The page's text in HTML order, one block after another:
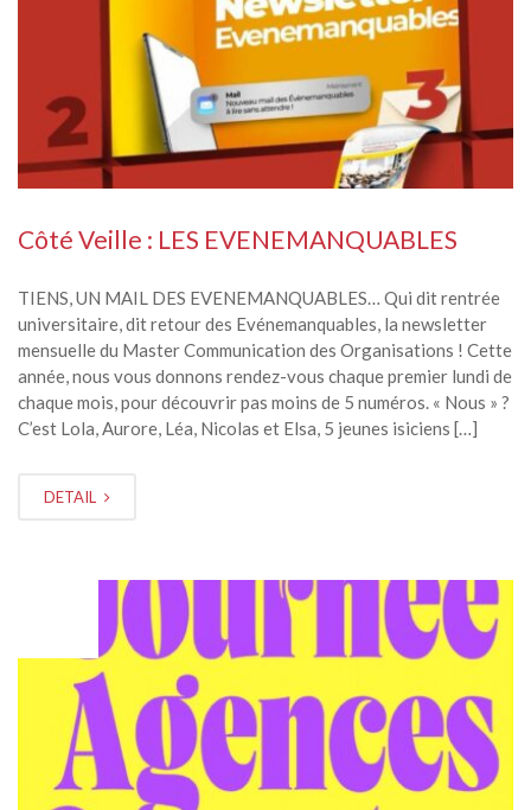
Côté Veille : LES EVENEMANQUABLES
TIENS, UN MAIL DES EVENEMANQUABLES… Qui dit rentrée
universitaire, dit retour des Evénemanquables, la newsletter
mensuelle du Master Communication des Organisations ! Cette
année, nous vous donnons rendez-vous chaque premier lundi de
chaque mois, pour découvrir pas moins de 5 numéros. « Nous » ?
C’est Lola, Aurore, Léa, Nicolas et Elsa, 5 jeunes isiciens […]
DETAIL